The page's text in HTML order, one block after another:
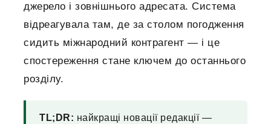
джерело і зовнішнього адресата. Система
відреагувала там, де за столом погодження
сидить міжнародний контрагент — і це
спостереження стане ключем до останнього
розділу.
TL;DR: найкращі новації редакції —